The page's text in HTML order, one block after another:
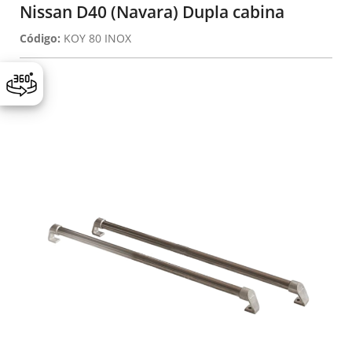
Nissan D40 (Navara) Dupla cabina
Código: KOY 80 INOX